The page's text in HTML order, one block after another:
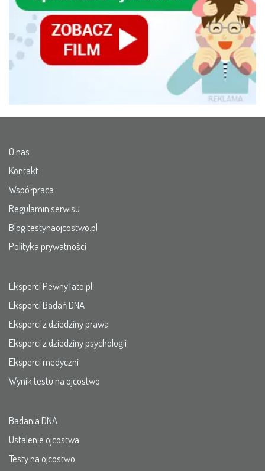
O nas
Kontakt
Współpraca
Regulamin serwisu
Blog testynaojcostwo.pl
Polityka prywatności
Eksperci PewnyTato.pl
Eksperci Badań DNA
Eksperci z dziedziny prawa
Eksperci z dziedziny psychologii
Eksperci medyczni
Wynik testu na ojcostwo
Badania DNA
Ustalenie ojcostwa
Testy na ojcostwo